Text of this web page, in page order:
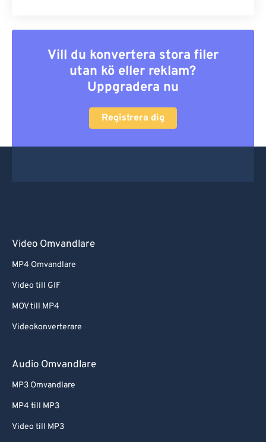
Vill du konvertera stora filer
utan kö eller reklam?
Uppgradera nu
Registrera dig
Video Omvandlare
MP4 Omvandlare
Video till GIF
MOV till MP4
Videokonverterare
Audio Omvandlare
MP3 Omvandlare
MP4 till MP3
Video till MP3